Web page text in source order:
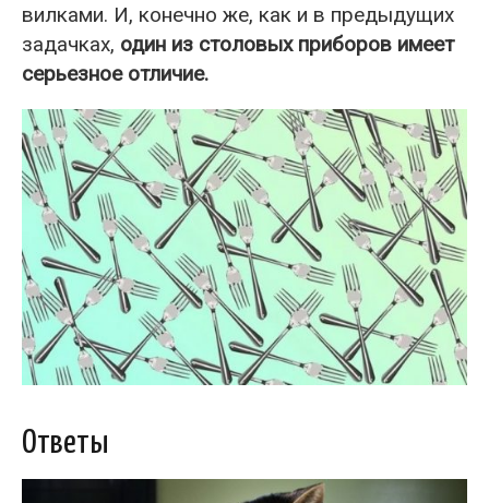
вилками. И, конечно же, как и в предыдущих
задачках, один из столовых приборов имеет
серьезное отличие.
Ответы